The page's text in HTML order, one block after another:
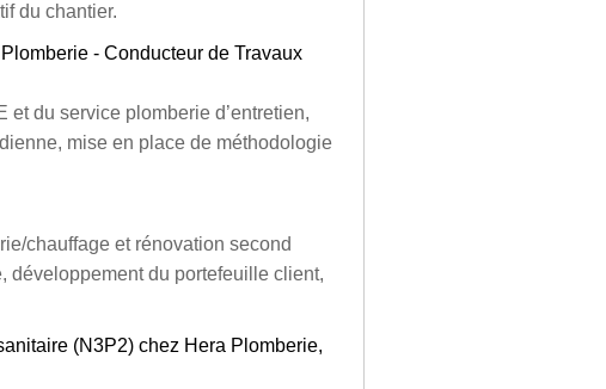
du chantier.
- Conducteur de Travaux
du service plomberie d’entretien,
mise en place de méthodologie
chauffage et rénovation second
du portefeuille client,
(N3P2) chez Hera Plomberie,